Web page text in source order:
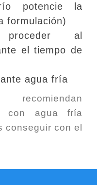
potencie la
formulación)
al
el tiempo de
agua fría
con agua fría
conseguir con el